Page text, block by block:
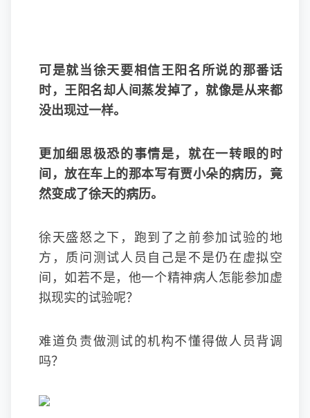
可是就当徐天要相信王阳名所说的那番话
时，王阳名却人间蒸发掉了，就像是从来都
没出现过一样。
更加细思极恐的事情是，就在一转眼的时
间，放在车上的那本写有贾小朵的病历，竟
然变成了徐天的病历。
徐天盛怒之下，跑到了之前参加试验的地
方，质问测试人员自己是不是仍在虚拟空
间，如若不是，他一个精神病人怎能参加虚
拟现实的试验呢？
难道负责做测试的机构不懂得做人员背调
吗？